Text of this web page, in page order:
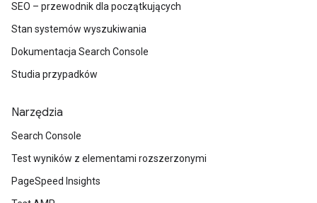
SEO – przewodnik dla początkujących
Stan systemów wyszukiwania
Dokumentacja Search Console
Studia przypadków
Narzędzia
Search Console
Test wyników z elementami rozszerzonymi
PageSpeed Insights